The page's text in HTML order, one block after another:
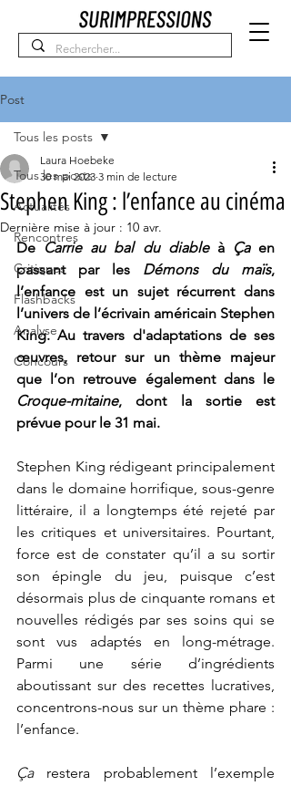
Post
Tous les posts
Actualités
Rencontres
Critiques
Flashbacks
Analyse
Concours
Tous les posts
Stephen King : l’enfance au cinéma
Laura Hoebeke
30 mai 2023 3 min de lecture
Dernière mise à jour : 10 avr.
De Carrie au bal du diable à Ça en
passant par les Démons du maïs,
l’enfance est un sujet récurrent dans
l’univers de l’écrivain américain Stephen
King. Au travers d'adaptations de ses
œuvres, retour sur un thème majeur
Croque-mitaine, dont la sortie est
prévue pour le 31 mai.
Stephen King rédigeant principalement
dans le domaine horrifique, sous-genre
littéraire, il a longtemps été rejeté par
les critiques et universitaires. Pourtant,
force est de constater qu’il a su sortir
son épingle du jeu, puisque c’est
désormais plus de cinquante romans et
nouvelles rédigés par ses soins qui se
sont vus adaptés en long-métrage.
Parmi une série d’ingrédients
aboutissant sur des recettes lucratives,
concentrons-nous sur un thème phare :
l’enfance.
Ça restera probablement l’exemple